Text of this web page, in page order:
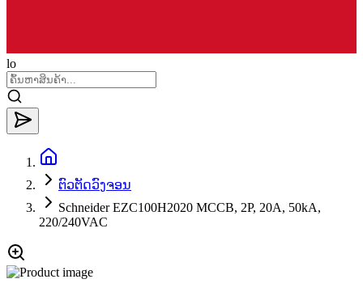
lo
ຕົວຕັດວົງຈອນ
Schneider EZC100H2020 MCCB, 2P, 20A, 50kA,
220/240VAC